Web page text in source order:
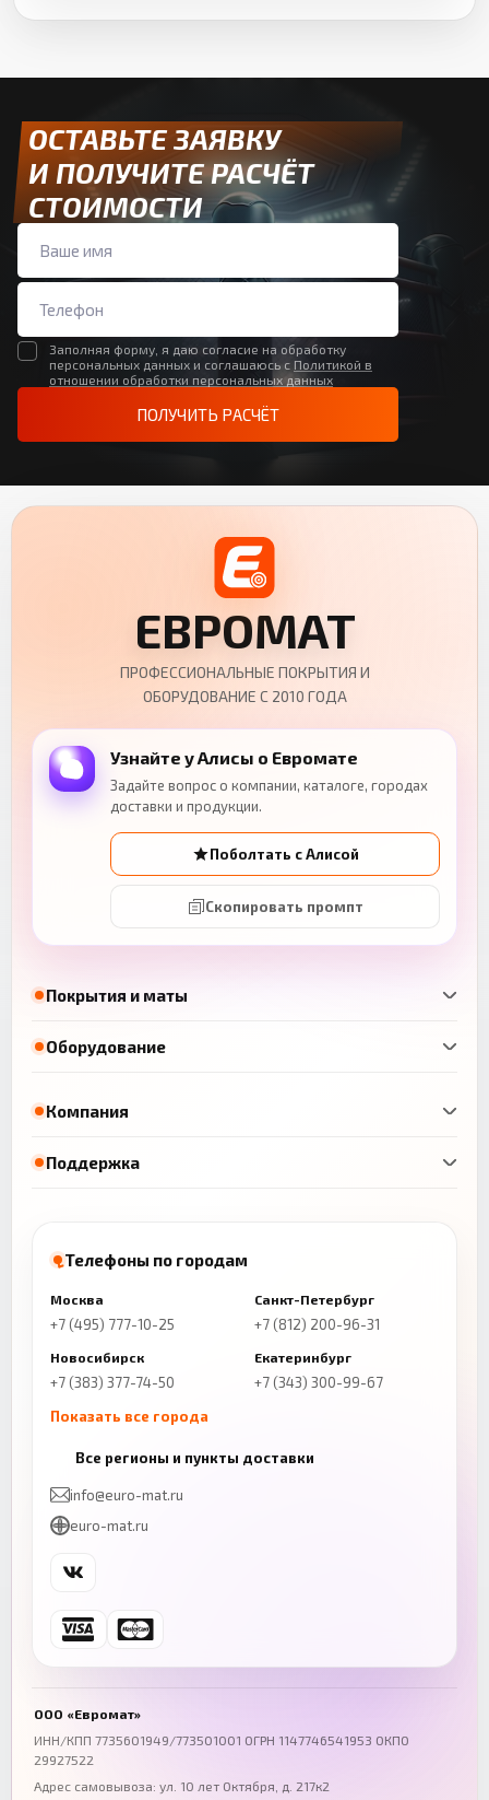
ОСТАВЬТЕ ЗАЯВКУ
И ПОЛУЧИТЕ РАСЧЁТ
СТОИМОСТИ
Заполняя форму, я даю согласие на обработку
персональных данных и соглашаюсь с Политикой в
отношении обработки персональных данных
ПОЛУЧИТЬ РАСЧЁТ
Покрытия и маты
Оборудование
ЕВРОМАТ
ПРОФЕССИОНАЛЬНЫЕ ПОКРЫТИЯ И
ОБОРУДОВАНИЕ С 2010 ГОДА
Узнайте у Алисы о Евромате
Задайте вопрос о компании, каталоге, городах
доставки и продукции.
Поболтать с Алисой
Скопировать промпт
Компания
Поддержка
Телефоны по городам
Москва
+7 (495) 777-10-25
Санкт-Петербург
+7 (812) 200-96-31
Новосибирск
+7 (383) 377-74-50
Екатеринбург
+7 (343) 300-99-67
Показать все города
+7 (843) 206-01-30
Челябинск
+7 (343) 300-99-67
Ростов-на-Дону
+7 (863) 333-50-75
Волгоград
+7 (844) 261-36-12
Омск
Все регионы и пункты доставки
info@euro-mat.ru
euro-mat.ru
ООО «Евромат»
ИНН/КПП 7735601949/773501001 ОГРН 1147746541953 ОКПО
29927522
Адрес самовывоза: ул. 10 лет Октября, д. 217к2